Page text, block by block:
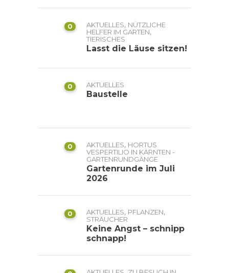
0 AKTUELLES, NÜTZLICHE
HELFER IM GARTEN,
TIERISCHES
Lasst die Läuse sitzen!
0 AKTUELLES
Baustelle
0 AKTUELLES, HORTUS
VESPERTILIO IN KÄRNTEN -
GARTENRUNDGÄNGE
Gartenrunde im Juli
2026
0 AKTUELLES, PFLANZEN,
STRÄUCHER
Keine Angst – schnipp
schnapp!